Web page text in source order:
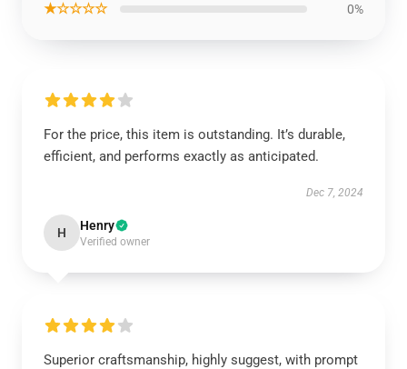
★☆☆☆☆ 0%
For the price, this item is outstanding. It’s durable,
efficient, and performs exactly as anticipated.
Dec 7, 2024
H Henry
Verified owner
Superior craftsmanship, highly suggest, with prompt